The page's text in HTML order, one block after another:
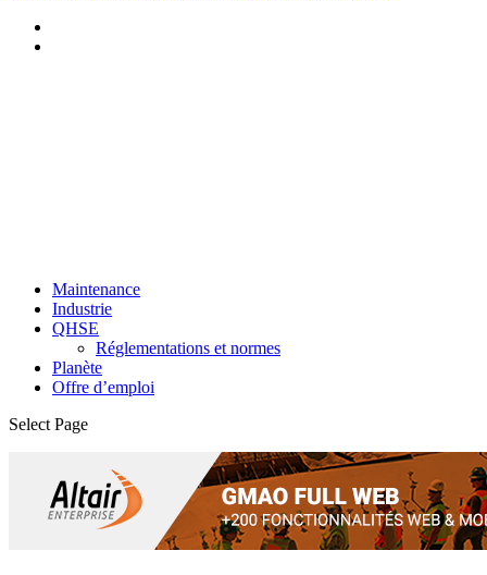
Maintenance
Industrie
QHSE
Réglementations et normes
Planète
Offre d’emploi
Select Page